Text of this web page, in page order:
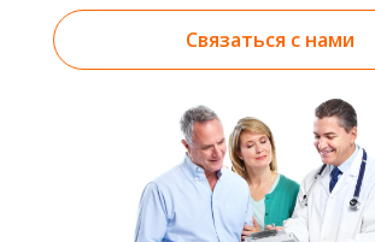
Связаться с нами